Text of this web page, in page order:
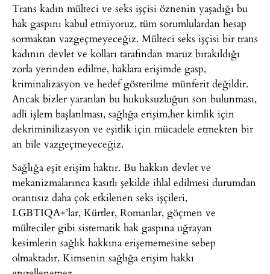
Trans kadın mülteci ve seks işçisi öznenin yaşadığı bu
hak gaspını kabul etmiyoruz, tüm sorumlulardan hesap
sormaktan vazgeçmeyeceğiz. Mülteci seks işçisi bir trans
kadının devlet ve kolları tarafından maruz bırakıldığı
zorla yerinden edilme, haklara erişimde gasp,
kriminalizasyon ve hedef gösterilme münferit değildir.
Ancak bizler yaratılan bu hukuksuzluğun son bulunması,
adli işlem başlatılması, sağlığa erişim,her kimlik için
dekriminilizasyon ve eşitlik için mücadele etmekten bir
an bile vazgeçmeyeceğiz.
Sağlığa eşit erişim haktır. Bu hakkın devlet ve
mekanizmalarınca kasıtlı şekilde ihlal edilmesi durumdan
orantısız daha çok etkilenen seks işçileri,
LGBTIQA+’lar, Kürtler, Romanlar, göçmen ve
mülteciler gibi sistematik hak gaspına uğrayan
kesimlerin sağlık hakkına erişememesine sebep
olmaktadır. Kimsenin sağlığa erişim hakkı